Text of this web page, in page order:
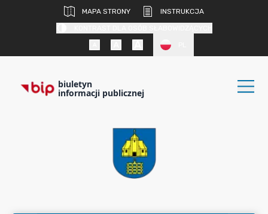
MAPA STRONY
INSTRUKCJA
biuletyn
informacji publicznej